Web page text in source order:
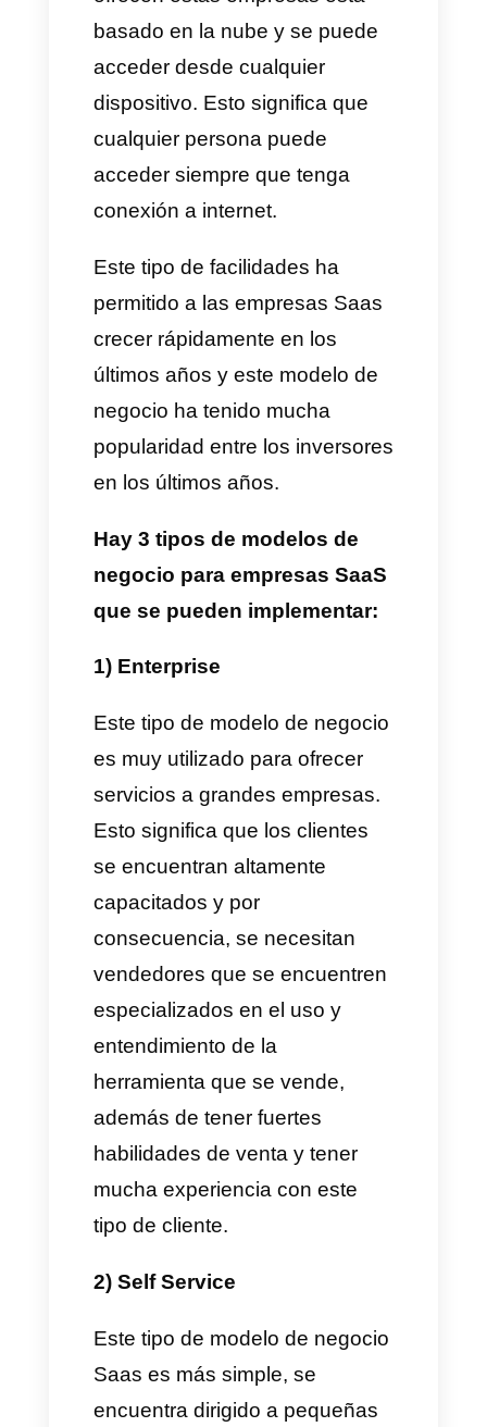
las empresas Saas para
adquirir nuevos clientes y
potenciales clientes.
Que son las empresas Saas?
Las empresas Saas son
compañías que decidieron
ofrecer un software como
servicio y salir del modelo
convencional. Estas empresas
se dedican a mejorar un
servicio, una solución que alivia
un dolor particular para sus
clientes. Generalmente, las
empresas Saas son B2B por lo
que su target es más complejo
que el de las empresas
normales.
Estas empresas Saas suelen
desarrollar estrategias y
modelos de negocio
target complejos.
Generalmente, el servicio que